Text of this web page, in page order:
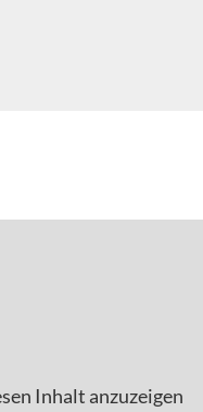
Inhalt anzuzeigen